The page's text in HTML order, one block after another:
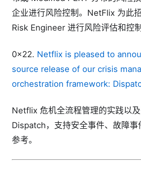
企业进行风险控制。NetFlix 为此
Risk Engineer 进行风险评估和控制
0x22. Netflix is pleased to
source release of our crisis
orchestration framework:
Netflix 危机全流程管理的实践以
Dispatch，支持安全事件、故障事
参考。